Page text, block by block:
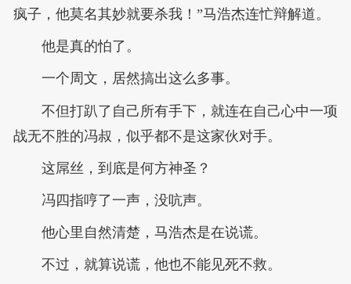
疯子，他莫名其妙就要杀我！”马浩杰连忙辩解道。
他是真的怕了。
一个周文，居然搞出这么多事。
不但打趴了自己所有手下，就连在自己心中一项
战无不胜的冯叔，似乎都不是这家伙对手。
这屌丝，到底是何方神圣？
冯四指哼了一声，没吭声。
他心里自然清楚，马浩杰是在说谎。
不过，就算说谎，他也不能见死不救。